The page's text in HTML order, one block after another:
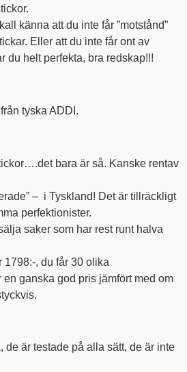
känna att du inte får ”motstånd”
Eller att du inte får ont av
du helt perfekta, bra redskap!!!
tyska ADDI.
bara är så. Kanske rentav
– i Tyskland! Det är tillräckligt
perfektionister.
saker som har rest runt halva
1798:-, du får 30 olika
en ganska god pris jämfört med om
de är testade på alla sätt, de är inte